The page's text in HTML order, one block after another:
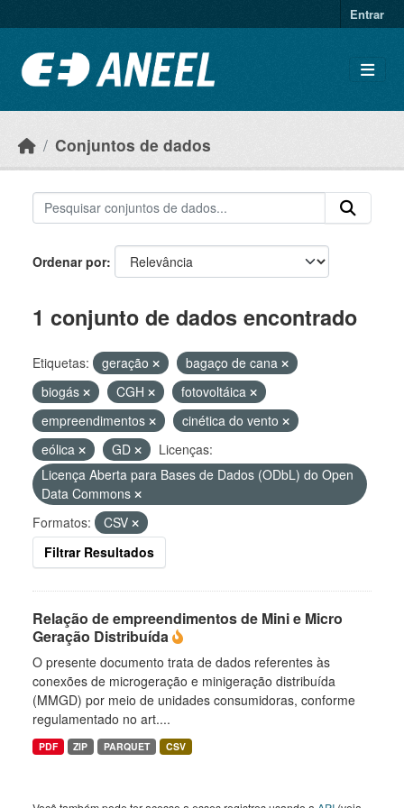
Entrar
Conjuntos de dados
Ordenar por
1 conjunto de dados encontrado
Etiquetas: geração
bagaço de cana
biogás
CGH
fotovoltáica
empreendimentos
cinética do vento
eólica
GD
Licenças:
Licença Aberta para Bases de Dados (ODbL) do Open
Data Commons
Formatos:
CSV
Filtrar Resultados
Relação de empreendimentos de Mini e Micro
Geração Distribuída
O presente documento trata de dados referentes às
conexões de microgeração e minigeração distribuída
(MMGD) por meio de unidades consumidoras, conforme
regulamentado no art....
PDF ZIP PARQUET CSV